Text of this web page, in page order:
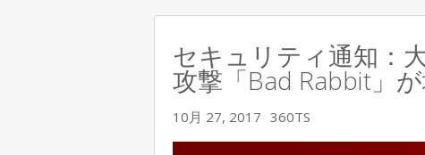
セキュリティ通知：
攻撃「Bad Rabbit」
10月 27, 2017 360TS